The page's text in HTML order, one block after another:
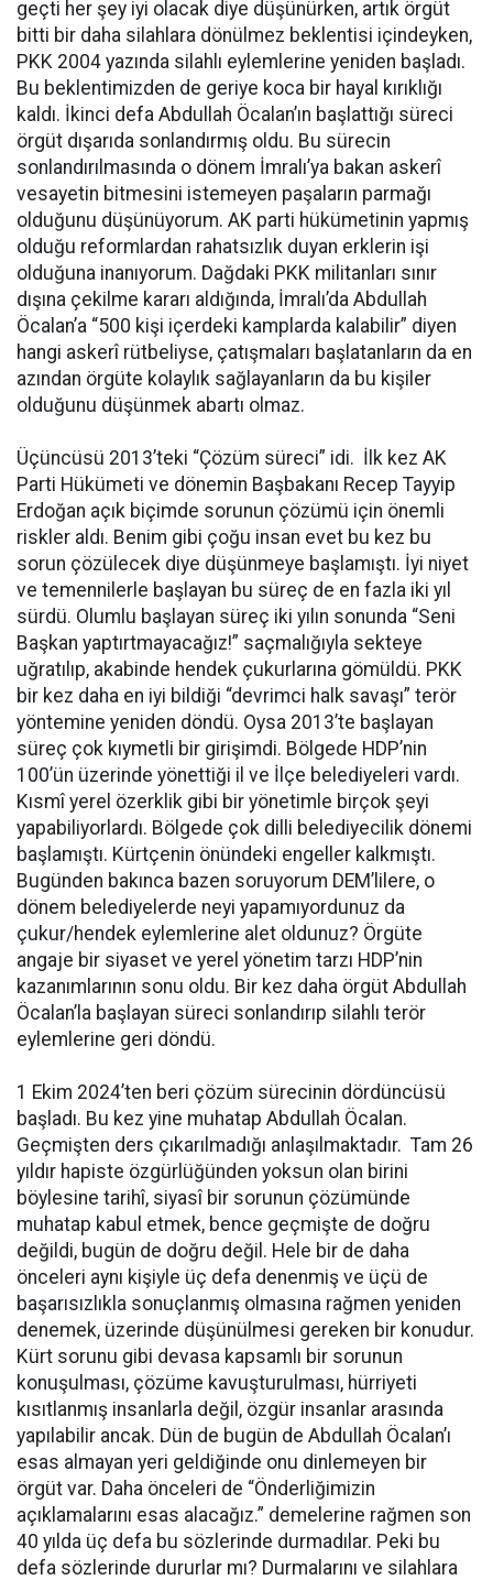
geçti her şey iyi olacak diye düşünürken, artık örgüt
bitti bir daha silahlara dönülmez beklentisi içindeyken,
PKK 2004 yazında silahlı eylemlerine yeniden başladı.
Bu beklentimizden de geriye koca bir hayal kırıklığı
kaldı. İkinci defa Abdullah Öcalan’ın başlattığı süreci
örgüt dışarıda sonlandırmış oldu. Bu sürecin
sonlandırılmasında o dönem İmralı’ya bakan askerî
vesayetin bitmesini istemeyen paşaların parmağı
olduğunu düşünüyorum. AK parti hükümetinin yapmış
olduğu reformlardan rahatsızlık duyan erklerin işi
olduğuna inanıyorum. Dağdaki PKK militanları sınır
dışına çekilme kararı aldığında, İmralı’da Abdullah
Öcalan’a “500 kişi içerdeki kamplarda kalabilir” diyen
hangi askerî rütbeliyse, çatışmaları başlatanların da en
azından örgüte kolaylık sağlayanların da bu kişiler
olduğunu düşünmek abartı olmaz.
Üçüncüsü 2013’teki “Çözüm süreci” idi. İlk kez AK
Parti Hükümeti ve dönemin Başbakanı Recep Tayyip
Erdoğan açık biçimde sorunun çözümü için önemli
riskler aldı. Benim gibi çoğu insan evet bu kez bu
sorun çözülecek diye düşünmeye başlamıştı. İyi niyet
ve temennilerle başlayan bu süreç de en fazla iki yıl
sürdü. Olumlu başlayan süreç iki yılın sonunda “Seni
Başkan yaptırtmayacağız!” saçmalığıyla sekteye
uğratılıp, akabinde hendek çukurlarına gömüldü. PKK
bir kez daha en iyi bildiği “devrimci halk savaşı” terör
yöntemine yeniden döndü. Oysa 2013’te başlayan
süreç çok kıymetli bir girişimdi. Bölgede HDP’nin
100’ün üzerinde yönettiği il ve İlçe belediyeleri vardı.
Kısmî yerel özerklik gibi bir yönetimle birçok şeyi
yapabiliyorlardı. Bölgede çok dilli belediyecilik dönemi
başlamıştı. Kürtçenin önündeki engeller kalkmıştı.
Bugünden bakınca bazen soruyorum DEM’lilere, o
dönem belediyelerde neyi yapamıyordunuz da
çukur/hendek eylemlerine alet oldunuz? Örgüte
angaje bir siyaset ve yerel yönetim tarzı HDP’nin
kazanımlarının sonu oldu. Bir kez daha örgüt Abdullah
Öcalan’la başlayan süreci sonlandırıp silahlı terör
eylemlerine geri döndü.
1 Ekim 2024’ten beri çözüm sürecinin dördüncüsü
başladı. Bu kez yine muhatap Abdullah Öcalan.
Geçmişten ders çıkarılmadığı anlaşılmaktadır. Tam 26
yıldır hapiste özgürlüğünden yoksun olan birini
böylesine tarihî, siyasî bir sorunun çözümünde
muhatap kabul etmek, bence geçmişte de doğru
değildi, bugün de doğru değil. Hele bir de daha
önceleri aynı kişiyle üç defa denenmiş ve üçü de
başarısızlıkla sonuçlanmış olmasına rağmen yeniden
denemek, üzerinde düşünülmesi gereken bir konudur.
Kürt sorunu gibi devasa kapsamlı bir sorunun
konuşulması, çözüme kavuşturulması, hürriyeti
kısıtlanmış insanlarla değil, özgür insanlar arasında
yapılabilir ancak. Dün de bugün de Abdullah Öcalan’ı
esas almayan yeri geldiğinde onu dinlemeyen bir
örgüt var. Daha önceleri de “Önderliğimizin
açıklamalarını esas alacağız.” demelerine rağmen son
40 yılda üç defa bu sözlerinde durmadılar. Peki bu
defa sözlerinde dururlar mı? Durmalarını ve silahlara